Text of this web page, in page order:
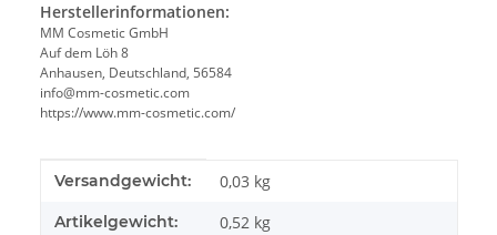
Herstellerinformationen:
MM Cosmetic GmbH
Auf dem Löh 8
Anhausen, Deutschland, 56584
info@mm-cosmetic.com
https://www.mm-cosmetic.com/
Produkteigenschaft
Wert
Versandgewicht: 0,03 kg
Artikelgewicht: 0,52 kg